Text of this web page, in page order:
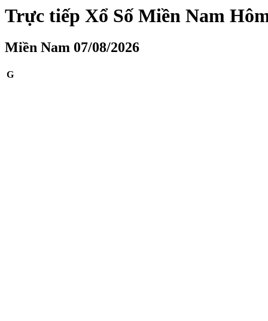
Trực tiếp Xổ Số Miền Nam
Miền Nam 07/08/2026
G